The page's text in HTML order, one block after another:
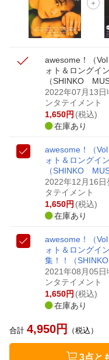
楽天モバイル紹介キ
進呈
awesome！（Vol
ォト＆ロングイ
（SHINKO
2022年07月13日
ンタテイメント
1,650円 (税込)
在庫あり
awesome！（Vol
ォト＆ロングイ
（SHINKO
2022年12月16日
タテイメント
1,650円 (税込)
在庫あり
awesome！（Vol
ォト＆ロングイ
集！！
（
2021年08月05日
ンタテイメント
1,650円 (税込)
在庫あり
合計 4,950円 （税込）
3点と